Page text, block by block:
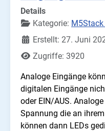
Details
Kategorie:
Erstellt: 27. Juni
Zugriffe: 3920
Analoge Eingänge
digitalen Eingänge
oder EIN/AUS.
Spannung die an
können dann LEDs